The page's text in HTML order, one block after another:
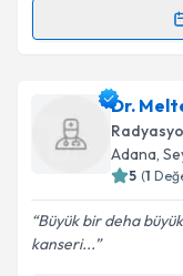
Randevu
Prof. Dr.
oluşturun. Size
takvim
Dr.
Adana,
5 (1
Büyük bir deha
kanseri...